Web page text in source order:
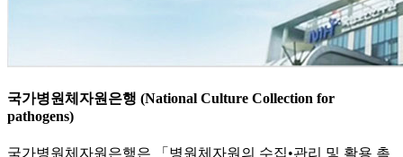
국가병원체자원은행 (National Culture Collection for
pathogens)
국가병원체자원은행은 「병원체자원의 수집•관리 및 활용 촉